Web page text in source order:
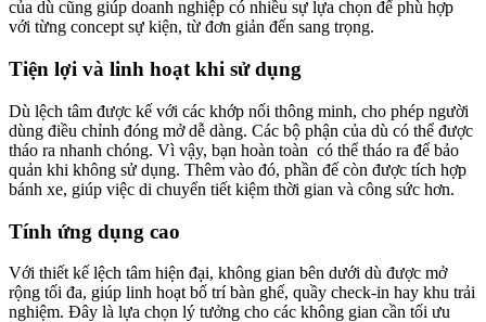
của dù cũng giúp doanh nghiệp có nhiều sự lựa chọn để phù hợp
với từng concept sự kiện, từ đơn giản đến sang trọng.
Tiện lợi và linh hoạt khi sử dụng
Dù lệch tâm được kế với các khớp nối thông minh, cho phép người
dùng điều chỉnh đóng mở dễ dàng. Các bộ phận của dù có thể được
tháo ra nhanh chóng. Vì vậy, bạn hoàn toàn có thể tháo ra để bảo
quản khi không sử dụng. Thêm vào đó, phần đế còn được tích hợp
bánh xe, giúp việc di chuyển tiết kiệm thời gian và công sức hơn.
Tính ứng dụng cao
Với thiết kế lệch tâm hiện đại, không gian bên dưới dù được mở
rộng tối đa, giúp linh hoạt bố trí bàn ghế, quầy check-in hay khu trải
nghiệm. Đây là lựa chọn lý tưởng cho các không gian cần tối ưu